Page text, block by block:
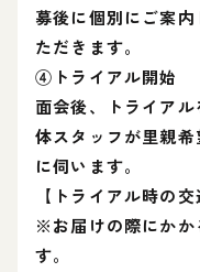
募後に個別にご案
ただきます。
④トライアル開始
面会後、トライア
体スタッフが里親
に伺います。
【トライアル時の
※お届けの際にかか
す。